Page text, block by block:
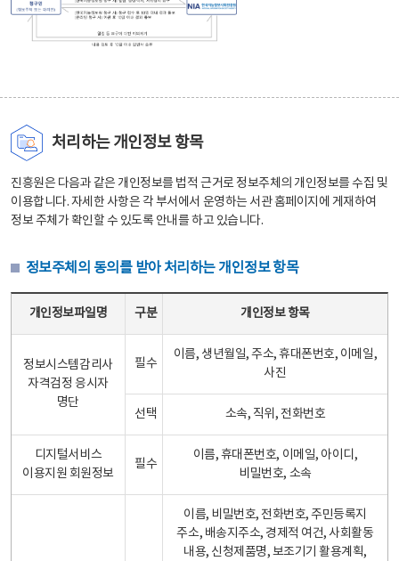
처리하는 개인정보 항목
진흥원은 다음과 같은 개인정보를 법적 근거로 정보주체의 개인정보를 수집 및
이용합니다. 자세한 사항은 각 부서에서 운영하는 서관 홈페이지에 게재하여
정보 주체가 확인할 수 있도록 안내를 하고 있습니다.
정보주체의 동의를 받아 처리하는 개인정보 항목
개인정보파일명 구분 개인정보 항목
정보시스템감리사
자격검정 응시자
명단
필수
이름, 생년월일, 주소, 휴대폰번호, 이메일,
사진
선택 소속, 직위, 전화번호
디지털서비스
이용지원 회원정보
필수
이름, 휴대폰번호, 이메일, 아이디,
비밀번호, 소속
이름, 비밀번호, 전화번호, 주민등록지
주소, 배송지주소, 경제적 여건, 사회활동
내용, 신청제품명, 보조기기 활용계획,